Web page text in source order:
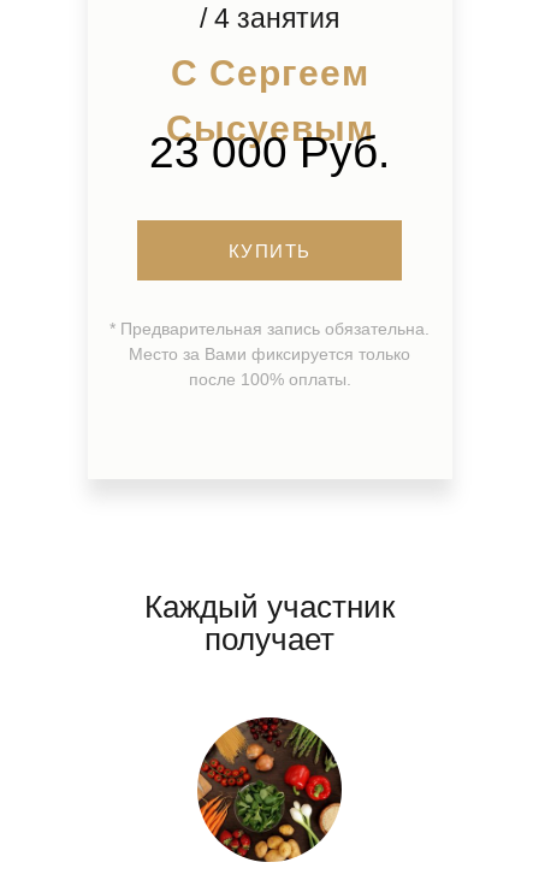
/ 4 занятия
С Сергеем
Сысуевым
23 000 Руб.
КУПИТЬ
* Предварительная запись обязательна.
Место за Вами фиксируется только
после 100% оплаты.
Каждый участник
получает